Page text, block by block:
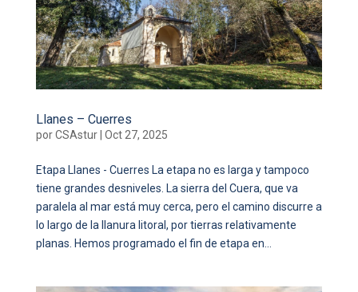
Llanes – Cuerres
porCSAstur| Oct 27, 2025
Etapa Llanes - Cuerres La etapa no es larga y tampoco
tiene grandes desniveles. La sierra del Cuera, que va
paralela al mar está muy cerca, pero el camino discurre a
lo largo de la llanura litoral, por tierras relativamente
planas. Hemos programado el fin de etapa en...